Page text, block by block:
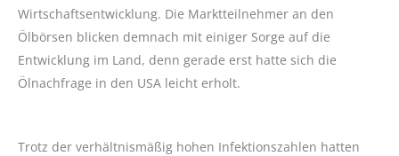
Wirtschaftsentwicklung. Die Marktteilnehmer an den
Ölbörsen blicken demnach mit einiger Sorge auf die
Entwicklung im Land, denn gerade erst hatte sich die
Ölnachfrage in den USA leicht erholt.
Trotz der verhältnismäßig hohen Infektionszahlen hatten